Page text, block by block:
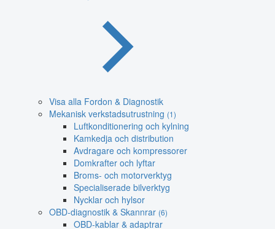
Visa alla Fordon & Diagnostik
Mekanisk verkstadsutrustning (1)
Luftkonditionering och kylning
Kamkedja och distribution
Avdragare och kompressorer
Domkrafter och lyftar
Broms- och motorverktyg
Specialiserade bilverktyg
Nycklar och hylsor
OBD-diagnostik & Skannrar (6)
OBD-kablar & adaptrar